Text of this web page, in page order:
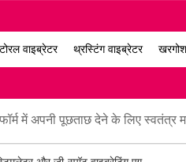
वाइब्रेटर थ्रस्टिंग वाइब्रेटर
फॉर्म में अपनी पूछताछ देने के लिए